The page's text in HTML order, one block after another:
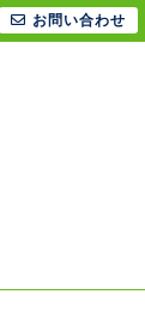
お問い合わせ